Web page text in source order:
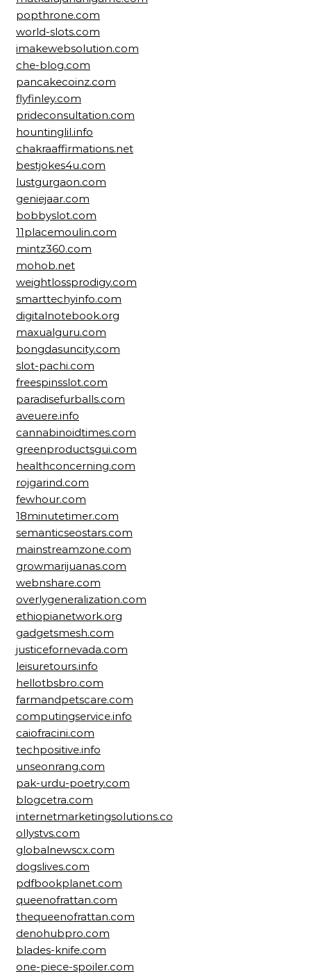
popthrone.com
world-slots.com
imakewebsolution.com
che-blog.com
pancakecoinz.com
flyfinley.com
prideconsultation.com
hountinglil.info
chakraaffirmations.net
bestjokes4u.com
lustgurgaon.com
geniejaar.com
bobbyslot.com
11placemoulin.com
mintz360.com
mohob.net
weightlossprodigy.com
smarttechyinfo.com
digitalnotebook.org
maxualguru.com
bongdasuncity.com
slot-pachi.com
freespinsslot.com
paradisefurballs.com
aveuere.info
cannabinoidtimes.com
greenproductsgui.com
healthconcerning.com
rojgarind.com
fewhour.com
18minutetimer.com
semanticseostars.com
mainstreamzone.com
growmarijuanas.com
webnshare.com
overlygeneralization.com
ethiopianetwork.org
gadgetsmesh.com
justicefornevada.com
leisuretours.info
hellotbsbro.com
farmandpetscare.com
computingservice.info
caiofracini.com
techpositive.info
unseonrang.com
pak-urdu-poetry.com
blogcetra.com
internetmarketingsolutions.co
ollystvs.com
globalnewscx.com
dogslives.com
pdfbookplanet.com
queenofrattan.com
thequeenofrattan.com
denohubpro.com
blades-knife.com
one-piece-spoiler.com